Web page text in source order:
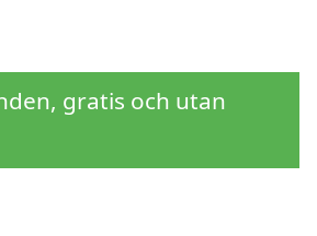
gratis och utan